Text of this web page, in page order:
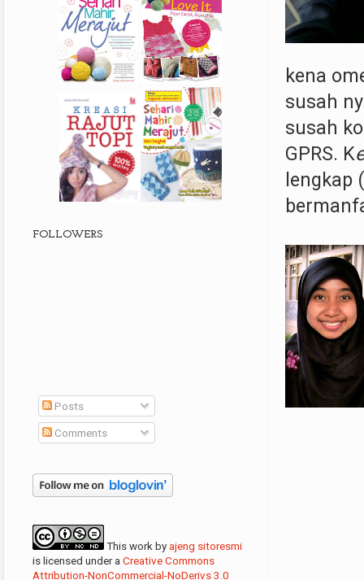
kena
susah
susah
GPRS. Ke
lengkap
FOLLOWERS
Posts
Comments
Thiswork byajeng sitoresmi
is licensed under a Creative Commons
Attribution-NonCommercial-NoDerivs 3.0